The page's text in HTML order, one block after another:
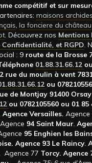
compétitif et sur
maisons
, la fonciere du château
. Découvrez nos Mentions
et RGPD.
: 9 route de la Brosse
01.88.31.66.12
2 rue du moulin à vent
ou
de Montjay 91400
ou 0782105560 ou 01
Agence Versailles. Agence
94 Saint Maur.
95 Enghien les
Agence 93 Le Raincy.
Agence 77 Torcy. Agence